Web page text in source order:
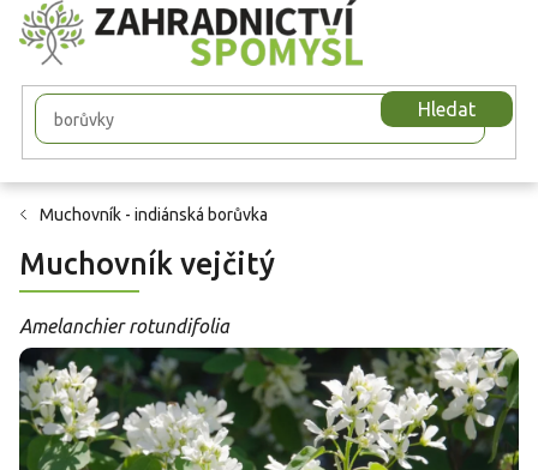
Přejít
na
obsah
Hledat
Muchovník - indiánská borůvka
Muchovník vejčitý
Amelanchier rotundifolia